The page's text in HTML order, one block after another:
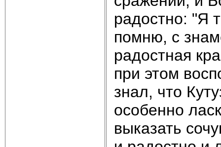
радостно: "Я
помню, с
радостная
при этом
знал, что
особенно
выказать